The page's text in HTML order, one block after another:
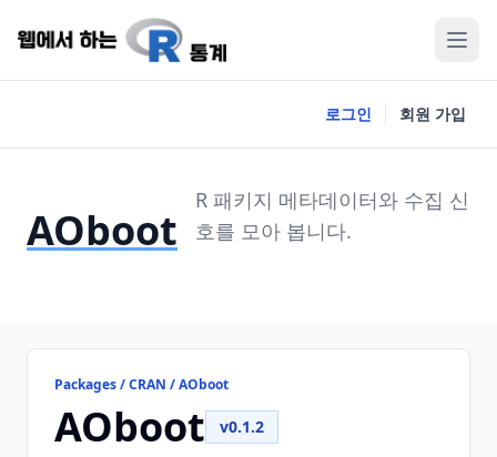
로그인 회원 가입
AOboot
R 패키지 메타데이터와 수집 신
호를 모아 봅니다.
Packages / CRAN / AOboot
AOboot v0.1.2